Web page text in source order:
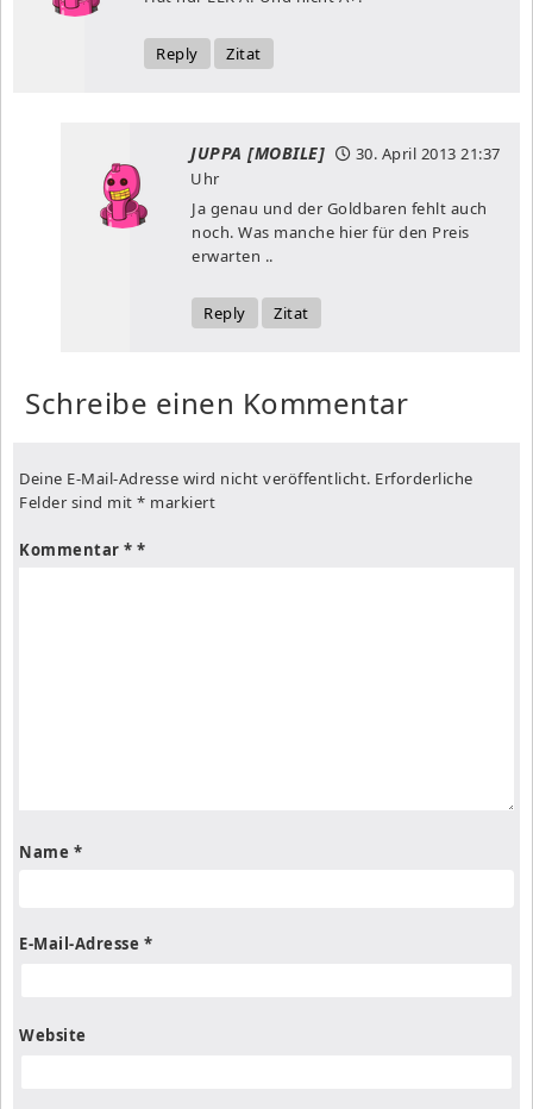
Reply Zitat
JUPPA [MOBILE] 30. April 2013 21:37
Uhr
Ja genau und der Goldbaren fehlt auch
noch. Was manche hier für den Preis
erwarten ..
Reply Zitat
Schreibe einen Kommentar
Deine E-Mail-Adresse wird nicht veröffentlicht. Erforderliche
Felder sind mit * markiert
Kommentar *
Name *
E-Mail-Adresse *
Website